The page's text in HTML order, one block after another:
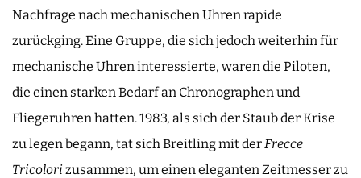
Nachfrage nach mechanischen Uhren rapide
zurückging. Eine Gruppe, die sich jedoch weiterhin für
mechanische Uhren interessierte, waren die Piloten,
die einen starken Bedarf an Chronographen und
Fliegeruhren hatten. 1983, als sich der Staub der Krise
zu legen begann, tat sich Breitling mit der Frecce
Tricolorizusammen, um einen eleganten Zeitmesser zu